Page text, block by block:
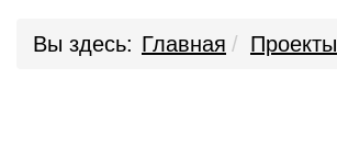
Вы здесь: Главная Проекты